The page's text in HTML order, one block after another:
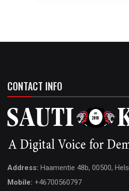
CONTACT INFO
Address: Haamentie 48b, 00500,
Mobile: +46700560797